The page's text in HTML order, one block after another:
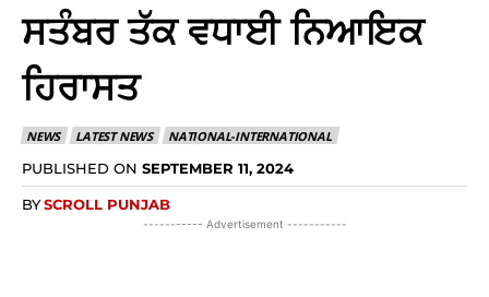
ਸਤੰਬਰ ਤੱਕ ਵਧਾਈ ਨਿਆਇਕ
ਹਿਰਾਸਤ
NEWS LATEST NEWS NATIONAL-INTERNATIONAL
PUBLISHED ON SEPTEMBER 11, 2024
BYSCROLL PUNJAB
----------- Advertisement -----------